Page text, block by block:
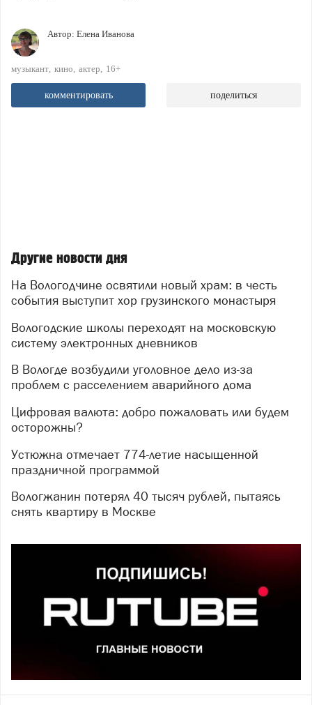
Автор: Елена Иванова
музыкант кино актер 16+
комментировать поделиться
Другие новости дня
На Вологодчине освятили новый храм: в честь
события выступит хор грузинского монастыря
Вологодские школы переходят на московскую
систему электронных дневников
В Вологде возбудили уголовное дело из-за
проблем с расселением аварийного дома
Цифровая валюта: добро пожаловать или будем
осторожны?
Устюжна отмечает 774-летие насыщенной
праздничной программой
Вологжанин потерял 40 тысяч рублей, пытаясь
снять квартиру в Москве